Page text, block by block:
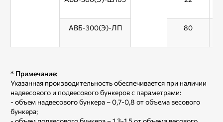
АВБ-300(Э)-ЛП 80
* Примечание:
Указанная производительность обеспечивается при наличии
надвесового и подвесового бункеров с параметрами:
- объем надвесового бункера – 0,7-0,8 от объема весового
бункера;